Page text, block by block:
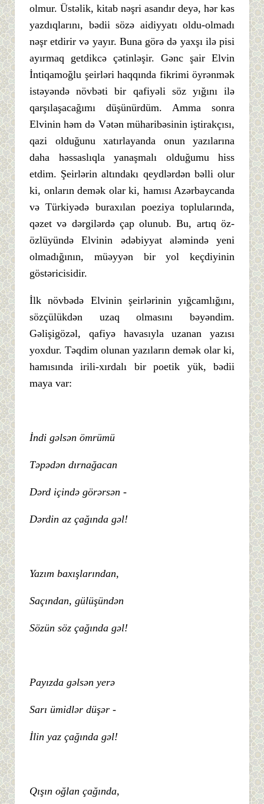
olmur. Üstəlik, kitab nəşri asandır deyə, hər kəs
yazdıqlarını, bədii sözə aidiyyatı oldu-olmadı
nəşr etdirir və yayır. Buna görə də yaxşı ilə pisi
ayırmaq getdikcə çətinləşir. Gənc şair Elvin
İntiqamoğlu şeirləri haqqında fikrimi öyrənmək
istəyəndə növbəti bir qafiyəli söz yığını ilə
qarşılaşacağımı düşünürdüm. Amma sonra
Elvinin həm də Vətən müharibəsinin iştirakçısı,
qazi olduğunu xatırlayanda onun yazılarına
daha həssaslıqla yanaşmalı olduğumu hiss
etdim. Şeirlərin altındakı qeydlərdən bəlli olur
ki, onların demək olar ki, hamısı Azərbaycanda
və Türkiyədə buraxılan poeziya toplularında,
qəzet və dərgilərdə çap olunub. Bu, artıq öz-
özlüyündə Elvinin ədəbiyyat aləmində yeni
olmadığının, müəyyən bir yol keçdiyinin
göstəricisidir.
İlk növbədə Elvinin şeirlərinin yığcamlığını,
sözçülükdən uzaq olmasını bəyəndim.
Gəlişigözəl, qafiyə havasıyla uzanan yazısı
yoxdur. Təqdim olunan yazıların demək olar ki,
hamısında irili-xırdalı bir poetik yük, bədii
maya var:
İndi gəlsən ömrümü
Təpədən dırnağacan
Dərd içində görərsən -
Dərdin az çağında gəl!
Yazım baxışlarından,
Saçından, gülüşündən
Sözün söz çağında gəl!
Payızda gəlsən yerə
Sarı ümidlər düşər -
İlin yaz çağında gəl!
Qışın oğlan çağında,